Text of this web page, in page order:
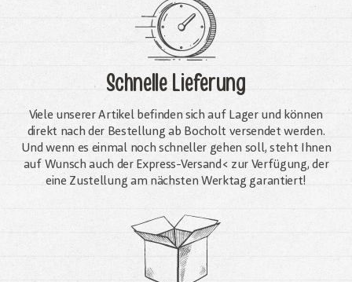
Schnelle Lieferung
Viele unserer Artikel befinden sich auf Lager und können
direkt nach der Bestellung ab Bocholt versendet werden.
Und wenn es einmal noch schneller gehen soll, steht Ihnen
auf Wunsch auch der Express-Versand< zur Verfügung, der
eine Zustellung am nächsten Werktag garantiert!